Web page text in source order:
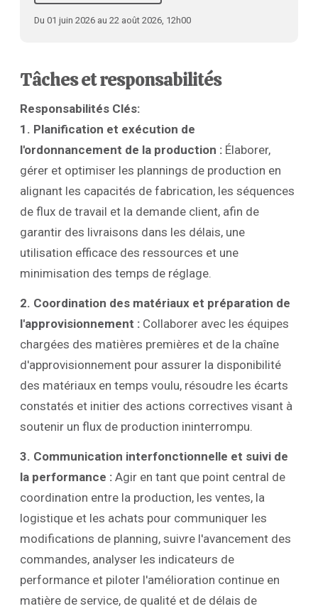
Du 01 juin 2026 au 22 août 2026, 12h00
Tâches et responsabilités
Responsabilités Clés:
1. Planification et exécution de
l'ordonnancement de la production : Élaborer,
gérer et optimiser les plannings de production en
alignant les capacités de fabrication, les séquences
de flux de travail et la demande client, afin de
garantir des livraisons dans les délais, une
utilisation efficace des ressources et une
minimisation des temps de réglage.
2. Coordination des matériaux et préparation de
l'approvisionnement : Collaborer avec les équipes
chargées des matières premières et de la chaîne
d'approvisionnement pour assurer la disponibilité
des matériaux en temps voulu, résoudre les écarts
constatés et initier des actions correctives visant à
soutenir un flux de production ininterrompu.
3. Communication interfonctionnelle et suivi de
la performance : Agir en tant que point central de
coordination entre la production, les ventes, la
logistique et les achats pour communiquer les
modifications de planning, suivre l'avancement des
commandes, analyser les indicateurs de
performance et piloter l'amélioration continue en
matière de service, de qualité et de délais de